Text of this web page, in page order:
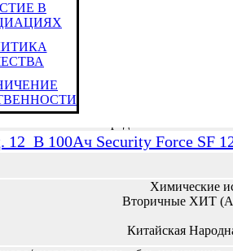
В
кислотные герм. общ. назначения
12В 410х175х225(225)
ВыводыFemale M8
Tmin=-15 град.С
12_В 100Ач Security Force SF
Химические
Вторичные ХИТ
Китайская